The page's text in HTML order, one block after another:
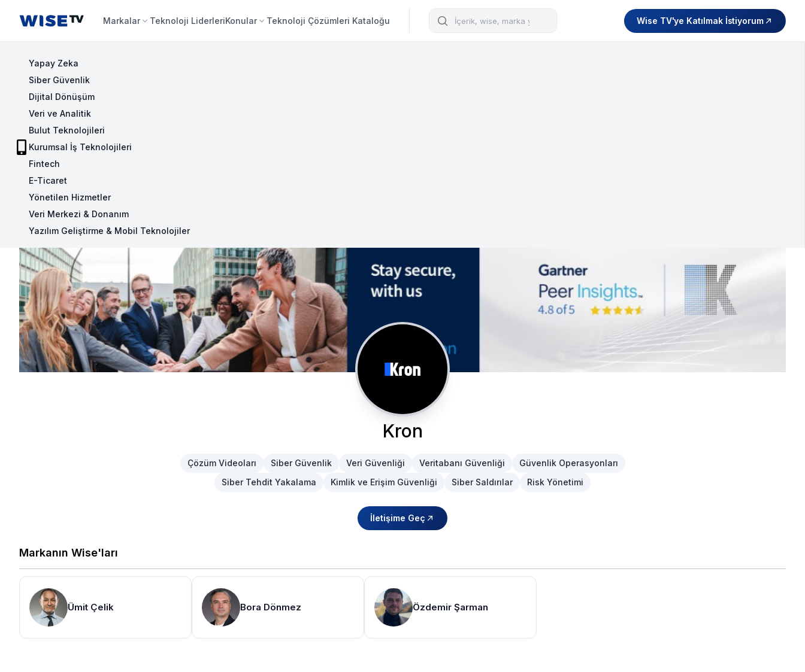
Wise TV Markalar Teknoloji LiderleriKonular Teknoloji Çözümleri Kataloğu Arama Wise TV'ye Katılmak İstiyorum
Yapay Zeka
Siber Güvenlik
Dijital Dönüşüm
Veri ve Analitik
Bulut Teknolojileri
Kurumsal İş Teknolojileri
Fintech
E-Ticaret
Yönetilen Hizmetler
Veri Merkezi & Donanım
Yazılım Geliştirme & Mobil Teknolojiler
Kron
Çözüm Videoları Siber Güvenlik Veri Güvenliği Veritabanı Güvenliği
Güvenlik Operasyonları
Siber Tehdit Yakalama
Kimlik ve Erişim Güvenliği Siber Saldırılar Risk Yönetimi
İletişime Geç
Markanın Wise'ları
Ümit Çelik Bora Dönmez Özdemir Şarman